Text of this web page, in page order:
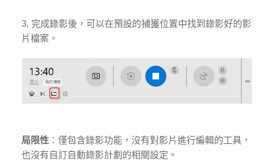
3. 完成錄影後，可以在預設的捕獲位置中找到錄影好的影
片檔案。
局限性 ：僅包含錄影功能，沒有對影片進行編輯的工具，
也沒有自訂自動錄影計劃的相關設定。